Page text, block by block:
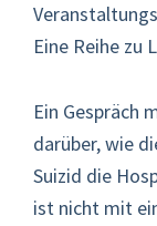
Eine Reihe zu
Ein Gespräch
darüber, wie
Suizid die
ist nicht mit